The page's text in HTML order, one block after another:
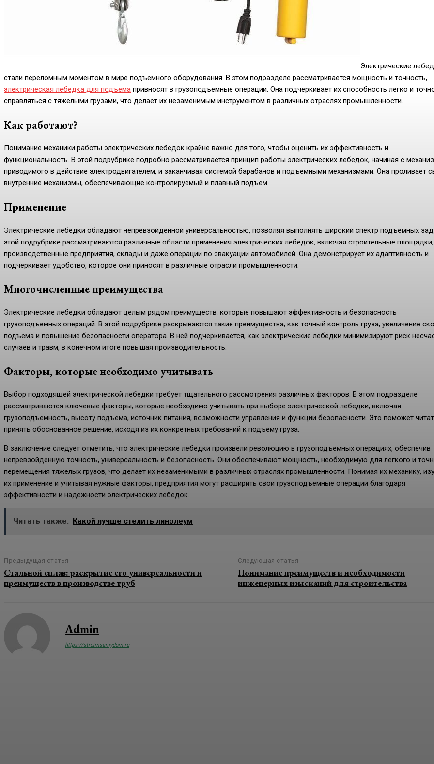
Электрические
стали переломным моментом в мире подъемного оборудования. В этом подразделе рассматривается мощность и точность,
электрическая лебедка для подъема привносят в грузоподъемные операции. Она подчеркивает их способность легко и
справляться с тяжелыми грузами, что делает их незаменимым инструментом в различных отраслях промышленности.
Как работают?
Понимание механики работы электрических лебедок крайне важно для того, чтобы оценить их эффективность и
функциональность. В этой подрубрике подробно рассматривается принцип работы электрических лебедок, начиная с
приводимого в действие электродвигателем, и заканчивая системой барабанов и подъемными механизмами. Она проливает
внутренние механизмы, обеспечивающие контролируемый и плавный подъем.
Применение
Электрические лебедки обладают непревзойденной универсальностью, позволяя выполнять широкий спектр подъемных
этой подрубрике рассматриваются различные области применения электрических лебедок, включая строительные площадки,
производственные предприятия, склады и даже операции по эвакуации автомобилей. Она демонстрирует их адаптивность и
подчеркивает удобство, которое они приносят в различные отрасли промышленности.
Многочисленные преимущества
Электрические лебедки обладают целым рядом преимуществ, которые повышают эффективность и безопасность
грузоподъемных операций. В этой подрубрике раскрываются такие преимущества, как точный контроль груза, увеличение
подъема и повышение безопасности оператора. В ней подчеркивается, как электрические лебедки минимизируют риск
случаев и травм, в конечном итоге повышая производительность.
Факторы, которые необходимо учитывать
Выбор подходящей электрической лебедки требует тщательного рассмотрения различных факторов. В этом подразделе
рассматриваются ключевые факторы, которые необходимо учитывать при выборе электрической лебедки, включая
грузоподъемность, высоту подъема, источник питания, возможности управления и функции безопасности. Это поможет
принять обоснованное решение, исходя из их конкретных требований к подъему груза.
В заключение следует отметить, что электрические лебедки произвели революцию в грузоподъемных операциях, обеспечив
непревзойденную точность, универсальность и безопасность. Они обеспечивают мощность, необходимую для легкого и
перемещения тяжелых грузов, что делает их незаменимыми в различных отраслях промышленности. Понимая их механику,
их применение и учитывая нужные факторы, предприятия могут расширить свои грузоподъемные операции благодаря
эффективности и надежности электрических лебедок.
Читать также: Какой лучше стелить линолеум
Предыдущая статья
Стальной сплав: раскрытие его универсальности и
преимуществ в производстве труб
Следующая статья
Понимание преимуществ и необходимости
инженерных изысканий для строительства
Admin
https://stroimsamydom.ru